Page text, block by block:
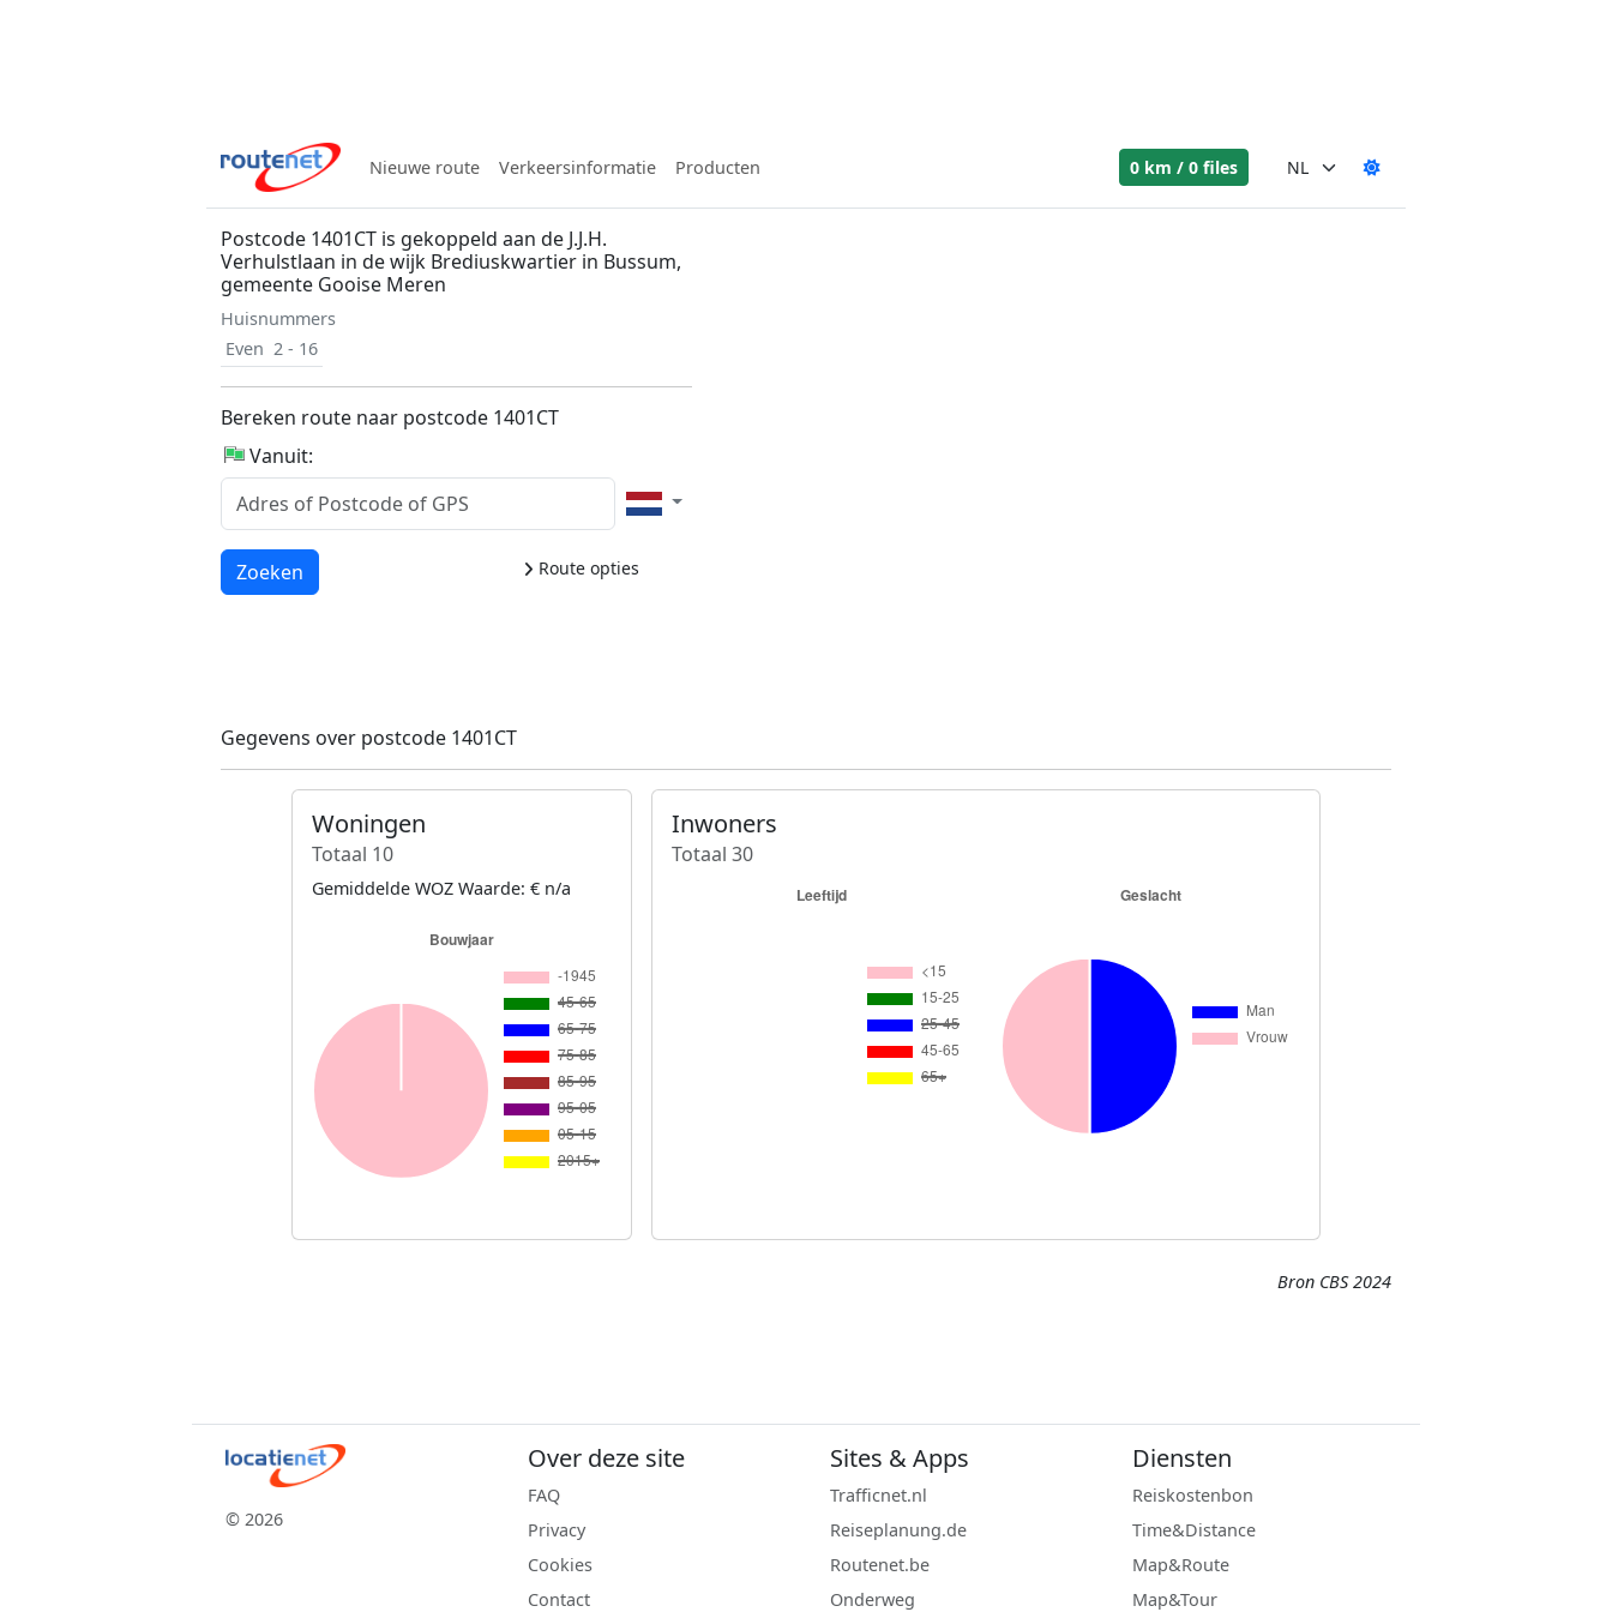
Nieuwe route Verkeersinformatie Producten 0 km / 0 files
Postcode 1401CT is gekoppeld aan de J.J.H.
Verhulstlaan in de wijk Brediuskwartier in Bussum,
gemeente Gooise Meren
Huisnummers
Even 2 - 16
Bereken route naar postcode 1401CT
Vanuit:
Route opties
Laden...
Zoeken
Gegevens over postcode 1401CT
Woningen
Totaal 10
Gemiddelde WOZ Waarde: € n/a
Inwoners
Totaal 30
Bron CBS 2024
© 2026
Over deze site
FAQ
Privacy
Cookies
Contact
Sites & Apps
Trafficnet.nl
Reiseplanung.de
Routenet.be
Onderweg
Diensten
Reiskostenbon
Time&Distance
Map&Route
Map&Tour